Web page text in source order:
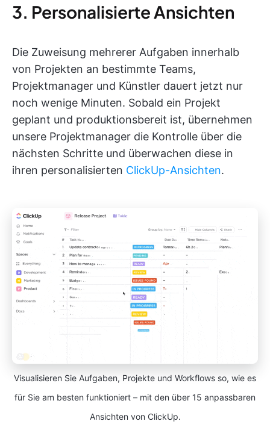
3. Personalisierte Ansichten
Die Zuweisung mehrerer Aufgaben innerhalb
von Projekten an bestimmte Teams,
Projektmanager und Künstler dauert jetzt nur
noch wenige Minuten. Sobald ein Projekt
geplant und produktionsbereit ist, übernehmen
unsere Projektmanager die Kontrolle über die
nächsten Schritte und überwachen diese in
ihren personalisierten ClickUp-Ansichten.
Visualisieren Sie Aufgaben, Projekte und Workflows so, wie es
für Sie am besten funktioniert – mit den über 15 anpassbaren
Ansichten von ClickUp.